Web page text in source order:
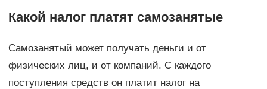
Какой налог платят самозанятые
Самозанятый может получать деньги и от
физических лиц, и от компаний. С каждого
поступления средств он платит налог на